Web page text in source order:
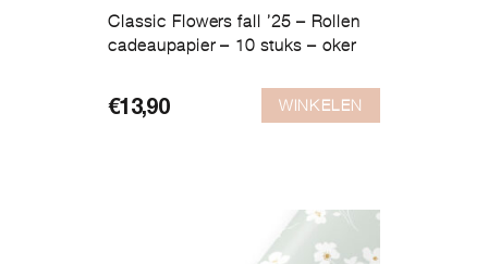
Classic Flowers fall ’25 – Rollen
cadeaupapier – 10 stuks – oker
€13,90 WINKELEN